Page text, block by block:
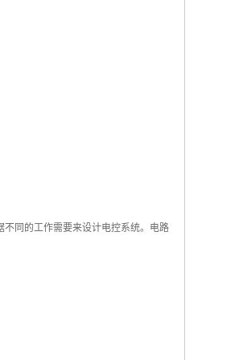
同的工作需要来设计电控系统。电路